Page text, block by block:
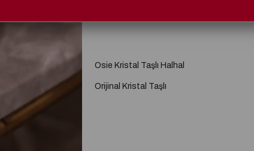
Osie Kristal Taşlı Halhal
Orijinal Kristal Taşlı